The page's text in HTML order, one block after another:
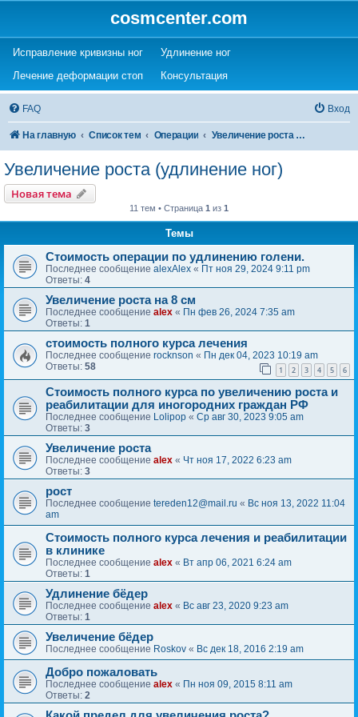
cosmcenter.com
Исправление кривизны ног(Opens a new tab)
Удлинение ног(Opens a new tab)
Лечение деформации стоп(Opens a new tab)
Консультация(Opens a new tab)
FAQ Вход
На главную Список тем Операции Увеличение роста (удлинение ног)
Увеличение роста (удлинение ног)
Новая тема
11 тем • Страница 1 из 1
Темы
Стоимость операции по удлинению голени.
Последнее сообщение alexAlex « Пт ноя 29, 2024 9:11 pm
Ответы: 4
Увеличение роста на 8 см
Последнее сообщение alex « Пн фев 26, 2024 7:35 am
Ответы: 1
стоимость полного курса лечения
Последнее сообщение rocknson « Пн дек 04, 2023 10:19 am
Ответы: 58 1 2 3 4 5 6
Стоимость полного курса по увеличению роста и
реабилитации для иногородних граждан РФ
Последнее сообщение Lolipop « Ср авг 30, 2023 9:05 am
Ответы: 3
Увеличение роста
Последнее сообщение alex « Чт ноя 17, 2022 6:23 am
Ответы: 3
рост
Последнее сообщение tereden12@mail.ru « Вс ноя 13, 2022 11:04
am
Стоимость полного курса лечения и реабилитации
в клинике
Последнее сообщение alex « Вт апр 06, 2021 6:24 am
Ответы: 1
Удлинение бёдер
Последнее сообщение alex « Вс авг 23, 2020 9:23 am
Ответы: 1
Увеличение бёдер
Последнее сообщение Roskov « Вс дек 18, 2016 2:19 am
Добро пожаловать
Последнее сообщение alex « Пн ноя 09, 2015 8:11 am
Ответы: 2